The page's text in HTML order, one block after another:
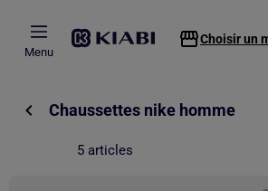
Menu
Choisir un
Chaussettes nike homme
5 articles